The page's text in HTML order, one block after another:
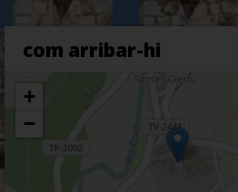
com arribar-hi
+
−